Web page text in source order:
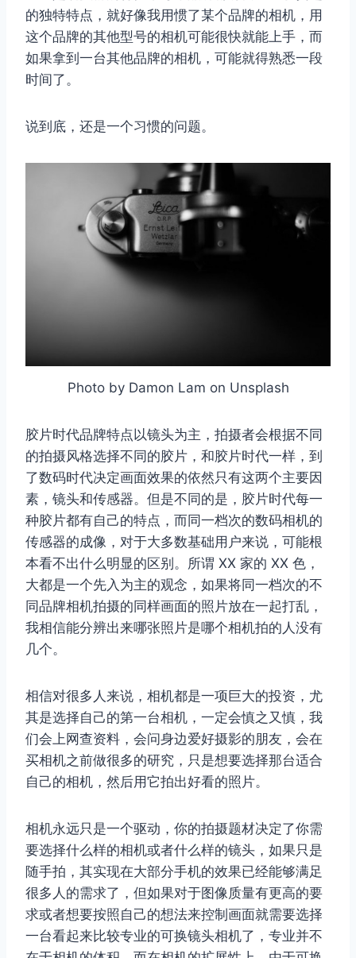
的独特特点，就好像我用惯了某个品牌的相机，用
这个品牌的其他型号的相机可能很快就能上手，而
如果拿到一台其他品牌的相机，可能就得熟悉一段
时间了。
说到底，还是一个习惯的问题。
Photo by Damon Lam on Unsplash
胶片时代品牌特点以镜头为主，拍摄者会根据不同
的拍摄风格选择不同的胶片，和胶片时代一样，到
了数码时代决定画面效果的依然只有这两个主要因
素，镜头和传感器。但是不同的是，胶片时代每一
种胶片都有自己的特点，而同一档次的数码相机的
传感器的成像，对于大多数基础用户来说，可能根
本看不出什么明显的区别。所谓 XX 家的 XX 色，
大都是一个先入为主的观念，如果将同一档次的不
同品牌相机拍摄的同样画面的照片放在一起打乱，
我相信能分辨出来哪张照片是哪个相机拍的人没有
几个。
相信对很多人来说，相机都是一项巨大的投资，尤
其是选择自己的第一台相机，一定会慎之又慎，我
们会上网查资料，会问身边爱好摄影的朋友，会在
买相机之前做很多的研究，只是想要选择那台适合
自己的相机，然后用它拍出好看的照片。
相机永远只是一个驱动，你的拍摄题材决定了你需
要选择什么样的相机或者什么样的镜头，如果只是
随手拍，其实现在大部分手机的效果已经能够满足
很多人的需求了，但如果对于图像质量有更高的要
求或者想要按照自己的想法来控制画面就需要选择
一台看起来比较专业的可换镜头相机了，专业并不